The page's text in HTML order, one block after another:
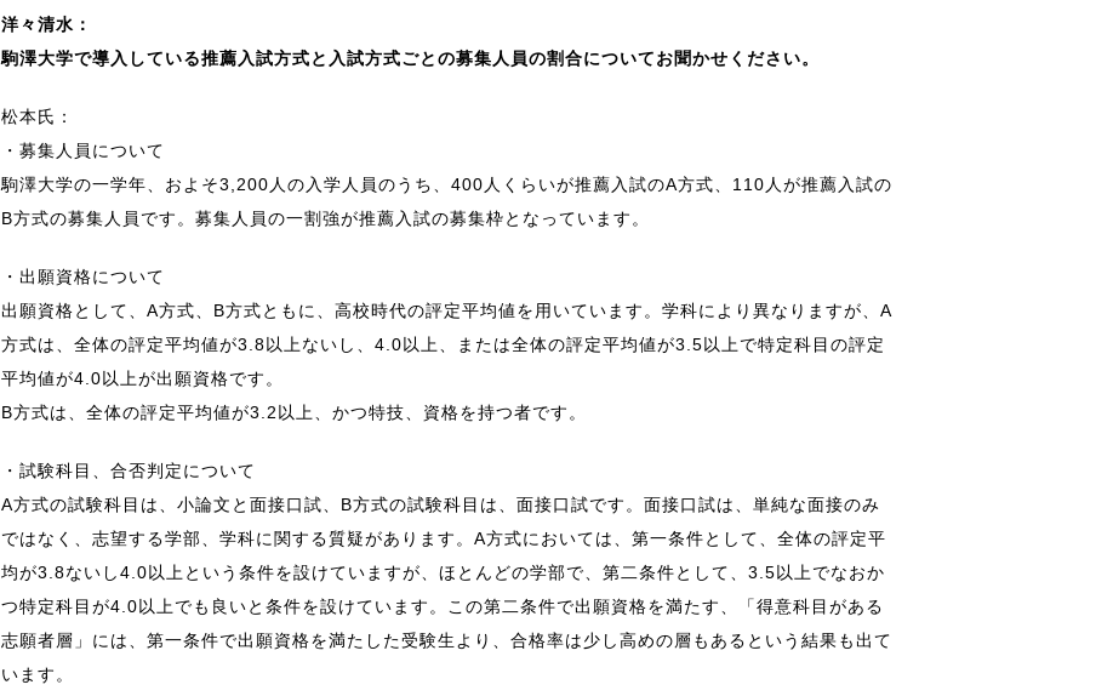
洋々清水：
駒澤大学で導入している推薦入試方式と入試方式ごとの募集人員の割合についてお聞かせください。
松本氏：
・募集人員について
駒澤大学の一学年、およそ3,200人の入学人員のうち、400人くらいが推薦入試のA方式、110人が推薦入試の
B方式の募集人員です。募集人員の一割強が推薦入試の募集枠となっています。
・出願資格について
出願資格として、A方式、B方式ともに、高校時代の評定平均値を用いています。学科により異なりますが、A
方式は、全体の評定平均値が3.8以上ないし、4.0以上、または全体の評定平均値が3.5以上で特定科目の評定
平均値が4.0以上が出願資格です。
B方式は、全体の評定平均値が3.2以上、かつ特技、資格を持つ者です。
・試験科目、合否判定について
A方式の試験科目は、小論文と面接口試、B方式の試験科目は、面接口試です。面接口試は、単純な面接のみ
ではなく、志望する学部、学科に関する質疑があります。A方式においては、第一条件として、全体の評定平
均が3.8ないし4.0以上という条件を設けていますが、ほとんどの学部で、第二条件として、3.5以上でなおか
つ特定科目が4.0以上でも良いと条件を設けています。この第二条件で出願資格を満たす、「得意科目がある
志願者層」には、第一条件で出願資格を満たした受験生より、合格率は少し高めの層もあるという結果も出て
います。